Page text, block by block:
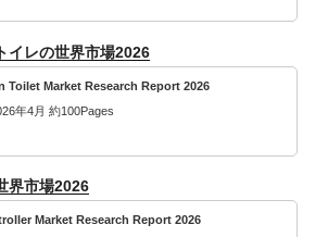
イレの世界市場2026
Toilet Market Research Report 2026
年4月 約100Pages
界市場2026
Market Research Report 2026